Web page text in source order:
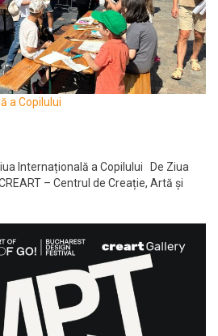
a Copilului
Internațională a Copilului De Ziua
– Centrul de Creație, Artă și